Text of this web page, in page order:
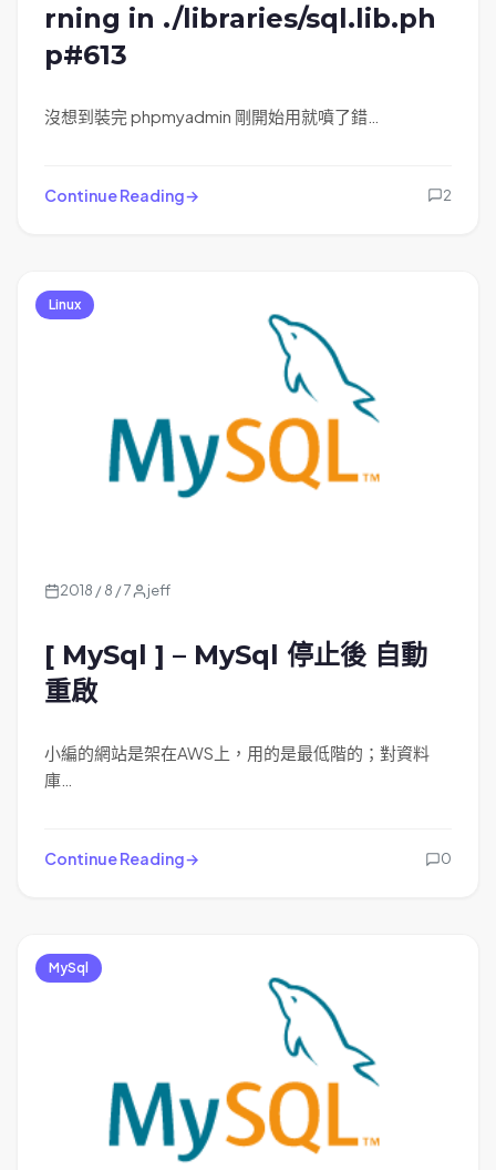
rning in ./libraries/sql.lib.ph
p#613
沒想到裝完 phpmyadmin 剛開始用就噴了錯…
Continue Reading 2
Linux
2018 / 8 / 7 jeff
[ MySql ] – MySql 停止後 自動
重啟
小編的網站是架在AWS上，用的是最低階的；對資料
庫…
Continue Reading 0
MySql